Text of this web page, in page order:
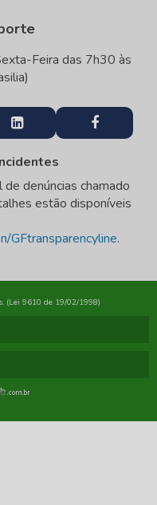
Feira das 7h30 às
denúncias chamado
estão disponíveis
GFtransparencyline.
(Lei 9610 de 19/02/1998)